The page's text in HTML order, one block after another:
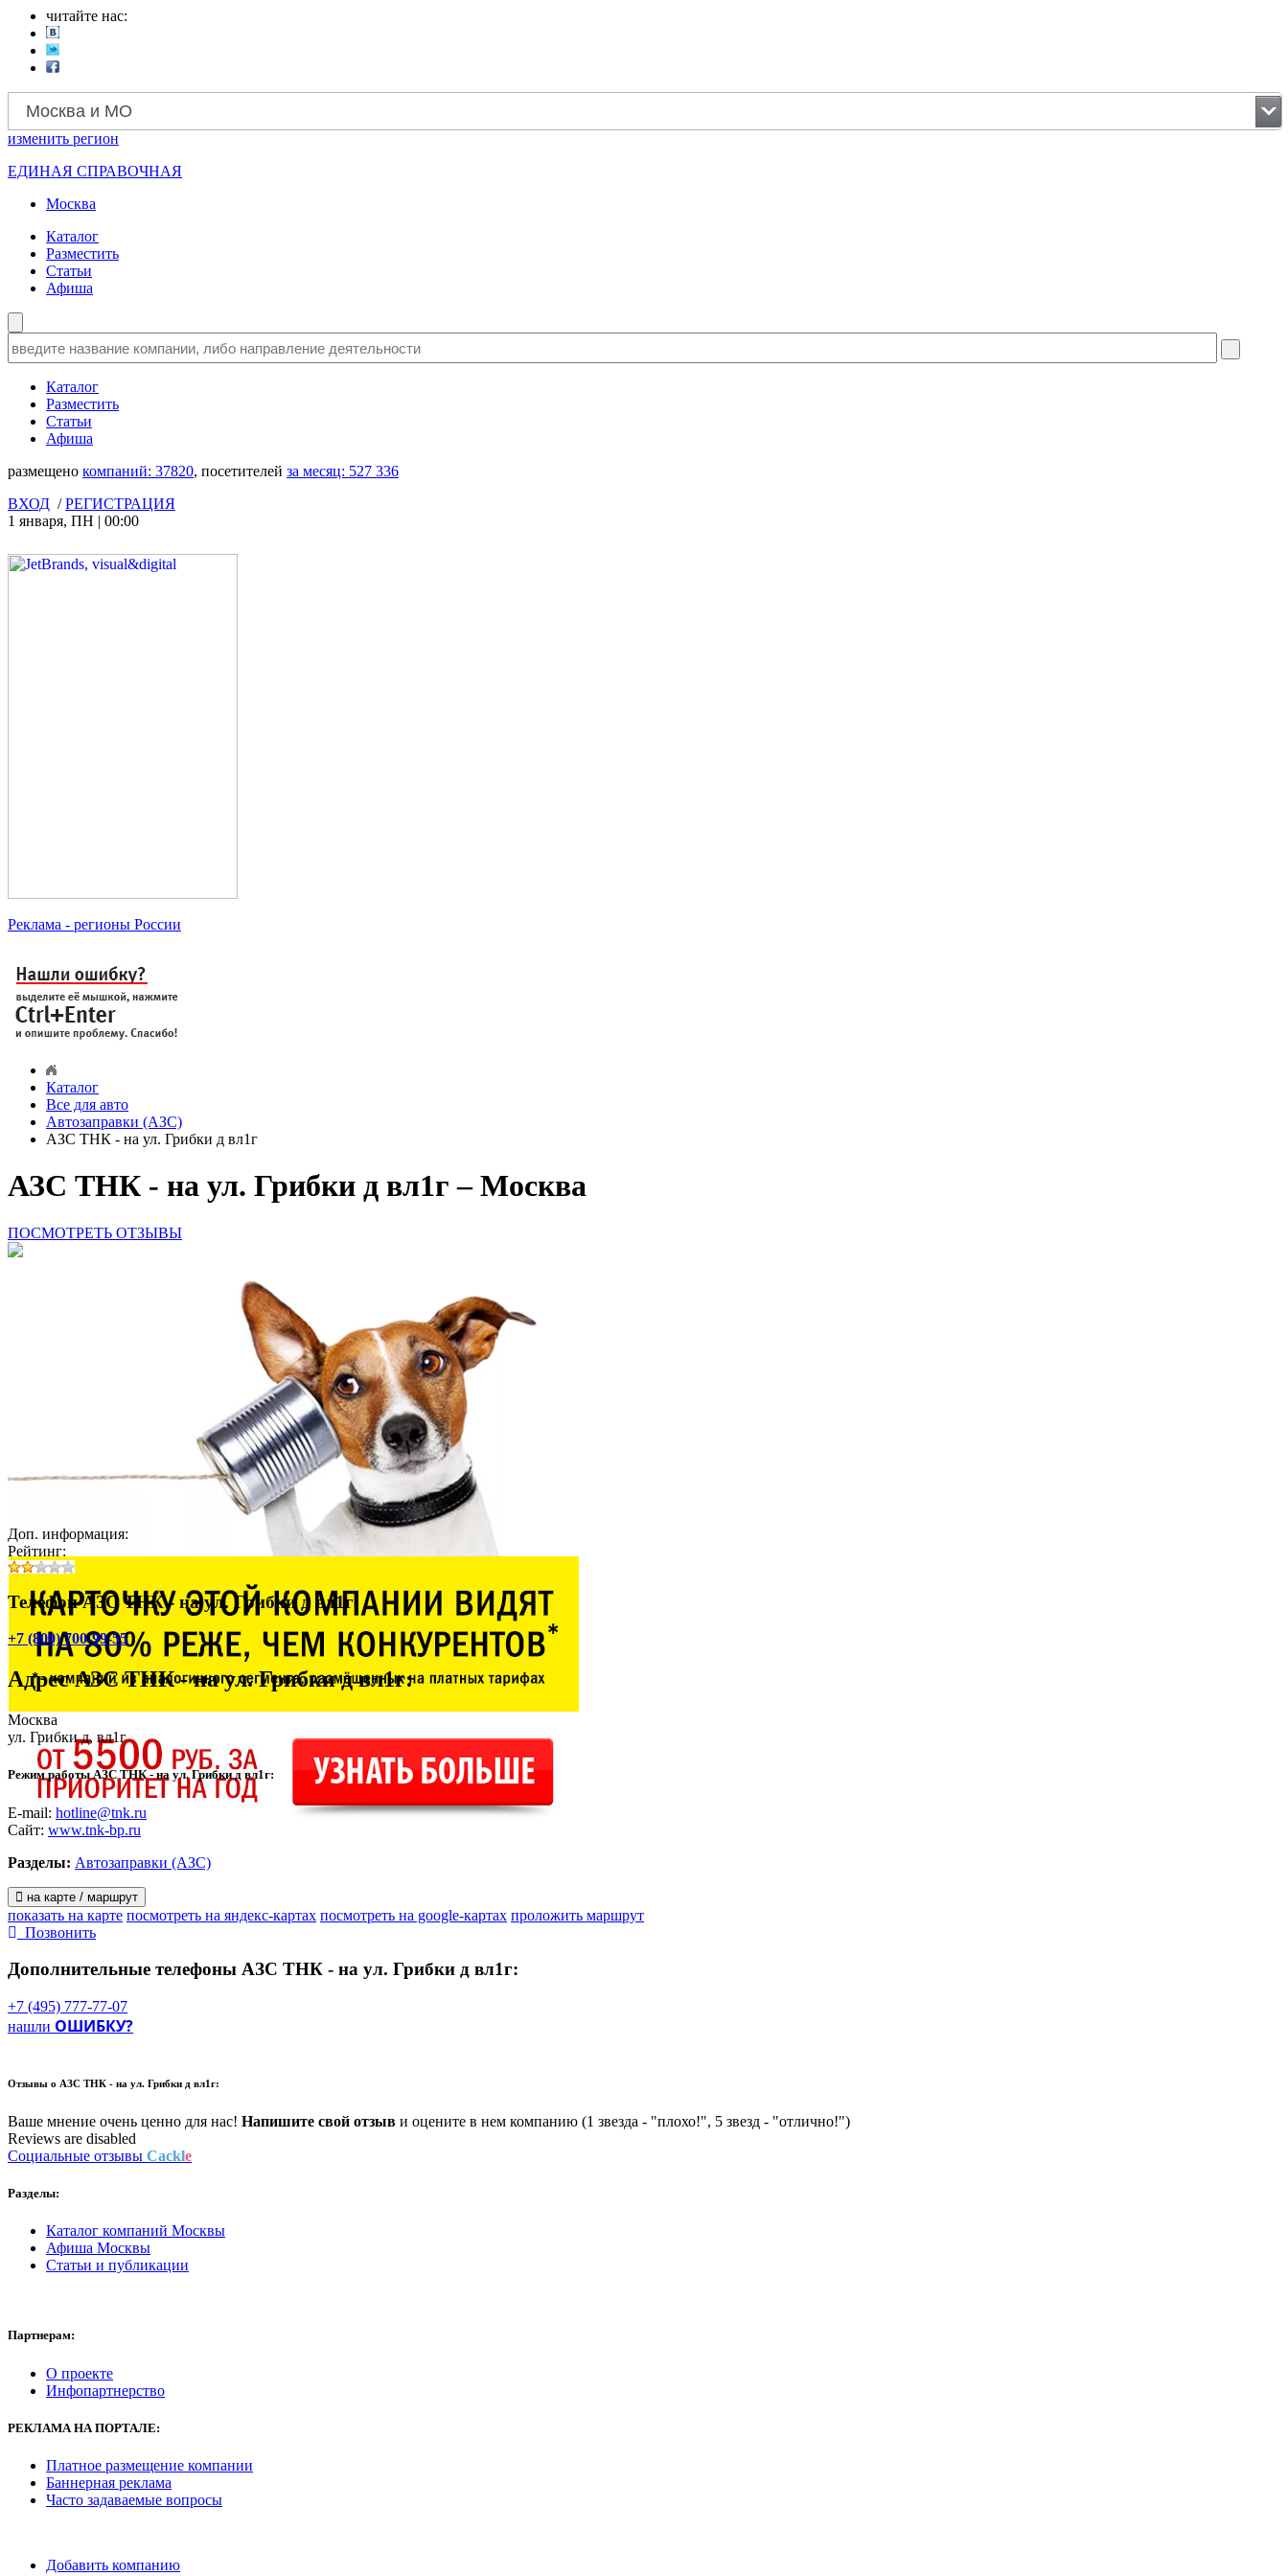
читайте нас:
Москва и МО
изменить регион
ЕДИНАЯ СПРАВОЧНАЯ
Москва
Каталог
Разместить
Статьи
Афиша
Каталог
Разместить
Статьи
Афиша
размещено компаний: 37820, посетителей за месяц: 527 336
ВХОД /РЕГИСТРАЦИЯ
1 января, ПН | 00:00
Реклама - регионы России
Каталог
Все для авто
Автозаправки (АЗС)
АЗС ТНК - на ул. Грибки д вл1г
АЗС ТНК - на ул. Грибки д вл1г – Москва
ПОСМОТРЕТЬ ОТЗЫВЫ
Доп. информация:
Рейтинг:
Телефон АЗС ТНК - на ул. Грибки д вл1г:
+7 (800) 700-99-55
АдресАЗС ТНК - на ул. Грибки д вл1г:
Москва
ул. Грибки д, вл1г
Режим работы АЗС ТНК - на ул. Грибки д вл1г:
E-mail: hotline@tnk.ru
Сайт: www.tnk-bp.ru
Разделы: Автозаправки (АЗС)
на карте / маршрут
показать на карте посмотреть на яндекс-картах посмотреть на google-картах проложить маршрут
Позвонить
Дополнительные телефоны АЗС ТНК - на ул. Грибки д вл1г:
+7 (495) 777-77-07
нашли ОШИБКУ?
Отзывы о АЗС ТНК - на ул. Грибки д вл1г:
Ваше мнение очень ценно для нас! Напишите свой отзыв и оцените в нем компанию (1 звезда - "плохо!", 5 звезд - "отлично!")
Reviews are disabled
Социальные отзывы Cackle
Разделы:
Каталог компаний Москвы
Афиша Москвы
Статьи и публикации
Партнерам:
О проекте
Инфопартнерство
РЕКЛАМА НА ПОРТАЛЕ:
Платное размещение компании
Баннерная реклама
Часто задаваемые вопросы
Добавить компанию